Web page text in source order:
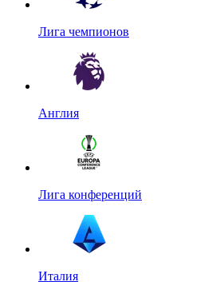
Лига чемпионов
Англия
Лига конференций
Италия